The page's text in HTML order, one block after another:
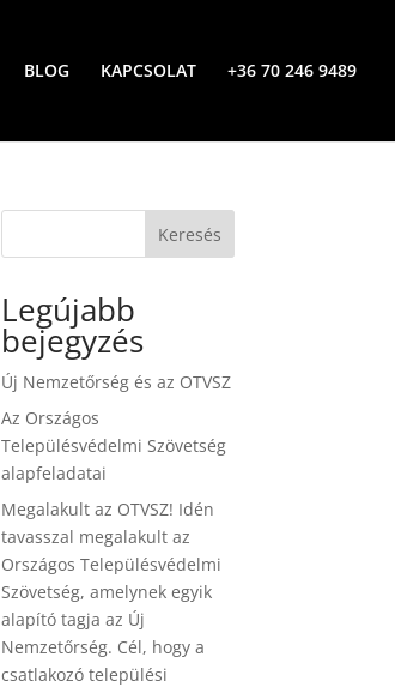
BLOG KAPCSOLAT +36 70 246 9489
Keresés
Legújabb
bejegyzés
Új Nemzetőrség és az OTVSZ
Az Országos
Településvédelmi Szövetség
alapfeladatai
Megalakult az OTVSZ! Idén
tavasszal megalakult az
Országos Településvédelmi
Szövetség, amelynek egyik
alapító tagja az Új
Nemzetőrség. Cél, hogy a
csatlakozó települési